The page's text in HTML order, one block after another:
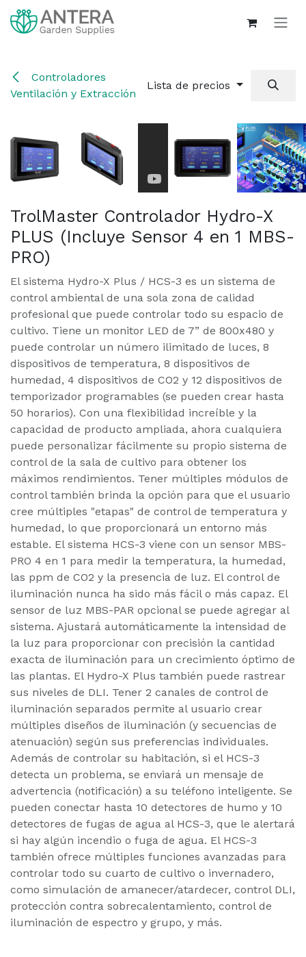
Ir al contenido
Controladores
Ventilación y Extracción
Lista de precios
TrolMaster Controlador Hydro-X
PLUS (Incluye Sensor 4 en 1 MBS-
PRO)
El sistema Hydro-X Plus / HCS-3 es un sistema de
control ambiental de una sola zona de calidad
profesional que puede controlar todo su espacio de
cultivo. Tiene un monitor LED de 7” de 800x480 y
puede controlar un número ilimitado de luces, 8
dispositivos de temperatura, 8 dispositivos de
humedad, 4 dispositivos de CO2 y 12 dispositivos de
temporizador programables (se pueden crear hasta
50 horarios). Con una flexibilidad increíble y la
capacidad de producto ampliada, ahora cualquiera
puede personalizar fácilmente su propio sistema de
control de la sala de cultivo para obtener los
máximos rendimientos. Tener múltiples módulos de
control también brinda la opción para que el usuario
cree múltiples "etapas" de control de temperatura y
humedad, lo que proporcionará un entorno más
estable. El sistema HCS-3 viene con un sensor MBS-
PRO 4 en 1 para medir la temperatura, la humedad,
las ppm de CO2 y la presencia de luz. El control de
iluminación nunca ha sido más fácil o más capaz. El
sensor de luz MBS-PAR opcional se puede agregar al
sistema. Ajustará automáticamente la intensidad de
la luz para proporcionar con precisión la cantidad
exacta de iluminación para un crecimiento óptimo de
las plantas. El Hydro-X Plus también puede rastrear
sus niveles de DLI. Tener 2 canales de control de
iluminación separados permite al usuario crear
múltiples diseños de iluminación (y secuencias de
atenuación) según sus preferencias individuales.
Además de controlar su habitación, si el HCS-3
detecta un problema, se enviará un mensaje de
advertencia (notificación) a su teléfono inteligente. Se
pueden conectar hasta 10 detectores de humo y 10
detectores de fugas de agua al HCS-3, que le alertará
si hay algún incendio o fuga de agua. El HCS-3
también ofrece múltiples funciones avanzadas para
controlar todo su cuarto de cultivo o invernadero,
como simulación de amanecer/atardecer, control DLI,
protección contra sobrecalentamiento, control de
iluminación de espectro y grupo, y más.